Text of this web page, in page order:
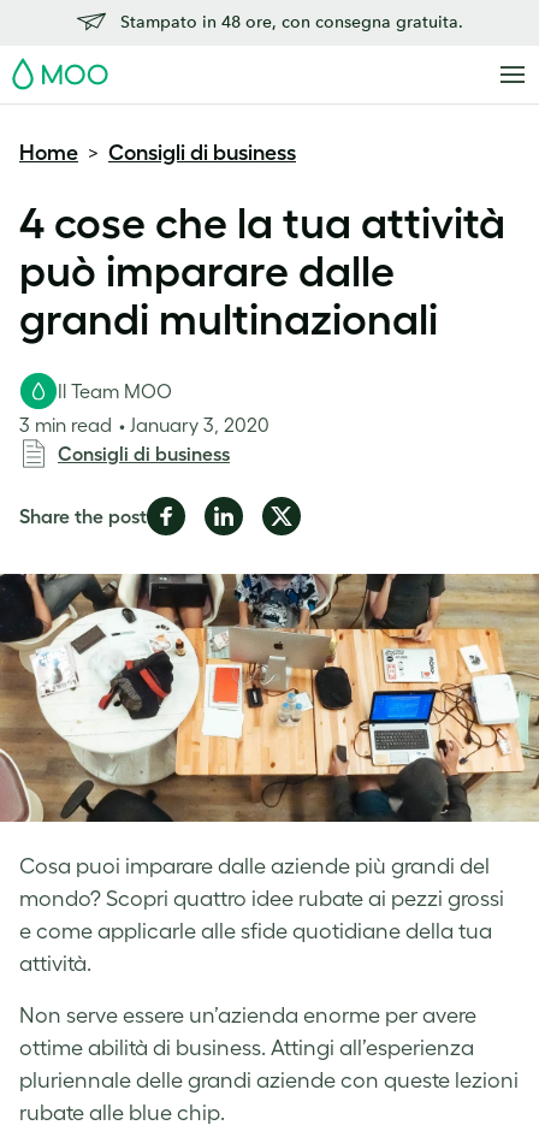
Stampato in 48 ore, con consegna gratuita.
MOO
Home > Consigli di business
4 cose che la tua attività
può imparare dalle
grandi multinazionali
Cosa puoi imparare dalle aziende più grandi del
mondo? Scopri quattro idee rubate ai pezzi grossi
e come applicarle alle sfide quotidiane della tua
attività.
Il Team MOO
3 min read
January 3, 2020
Consigli di business
Share the postShare
Facebook
Share
LinkedIn
Share
Twitter
Non serve essere un’azienda enorme per avere
ottime abilità di business. Attingi all’esperienza
pluriennale delle grandi aziende con queste lezioni
rubate alle blue chip.